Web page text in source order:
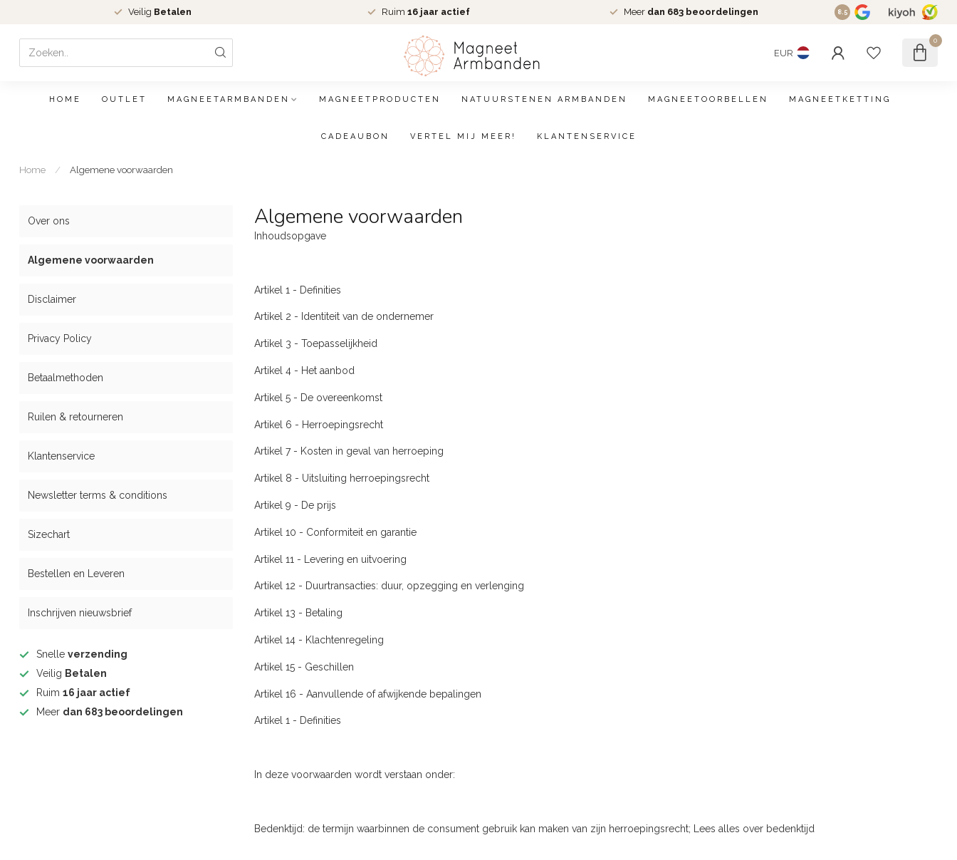
Veilig Betalen Ruim 16 jaar actief Meer dan 683 beoordelingen 8.5
EUR
0
HOME OUTLET MAGNEETARMBANDEN MAGNEETPRODUCTEN NATUURSTENEN ARMBANDEN MAGNEETOORBELLEN MAGNEETKETTING
CADEAUBON VERTEL MIJ MEER! KLANTENSERVICE
Home / Algemene voorwaarden
Over ons
Algemene voorwaarden
Disclaimer
Privacy Policy
Betaalmethoden
Ruilen & retourneren
Klantenservice
Newsletter terms & conditions
Sizechart
Bestellen en Leveren
Inschrijven nieuwsbrief
Snelle verzending
Veilig Betalen
Ruim 16 jaar actief
Meer dan 683 beoordelingen
Algemene voorwaarden
Inhoudsopgave
Artikel 1 - Definities
Artikel 2 - Identiteit van de ondernemer
Artikel 3 - Toepasselijkheid
Artikel 4 - Het aanbod
Artikel 5 - De overeenkomst
Artikel 6 - Herroepingsrecht
Artikel 7 - Kosten in geval van herroeping
Artikel 8 - Uitsluiting herroepingsrecht
Artikel 9 - De prijs
Artikel 10 - Conformiteit en garantie
Artikel 11 - Levering en uitvoering
Artikel 12 - Duurtransacties: duur, opzegging en verlenging
Artikel 13 - Betaling
Artikel 14 - Klachtenregeling
Artikel 15 - Geschillen
Artikel 16 - Aanvullende of afwijkende bepalingen
Artikel 1 - Definities
In deze voorwaarden wordt verstaan onder:
Bedenktijd: de termijn waarbinnen de consument gebruik kan maken van zijn herroepingsrecht; Lees alles over bedenktijd